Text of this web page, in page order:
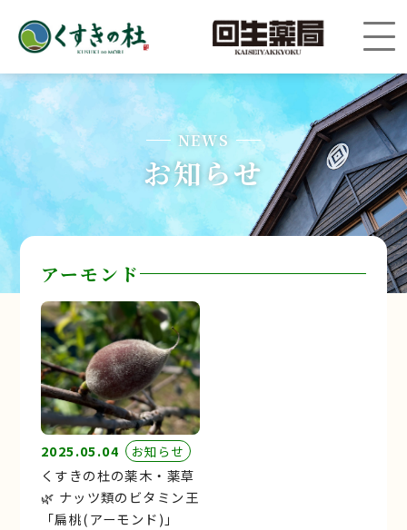
NEWS
お知らせ
アーモンド
2025.05.04 お知らせ
くすきの杜の薬木・薬草
🌿 ナッツ類のビタミン王
「扁桃(アーモンド)」